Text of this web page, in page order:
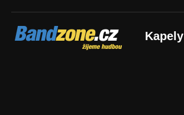
Bandzone.cz
žijeme hudbou Kapely